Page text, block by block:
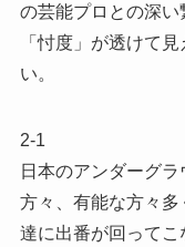
の芸能プロとの深い
「忖度」が透けて
い。
2-1
日本のアンダーグ
方々、有能な方々多
達に出番が回ってこ